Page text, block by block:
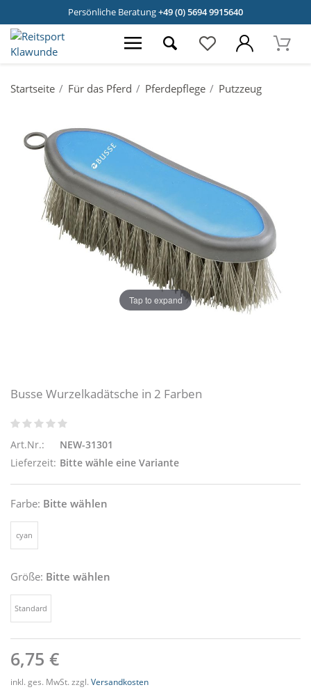
Persönliche Beratung+49 (0) 5694 9915640
Startseite Für das Pferd Pferdepflege Putzzeug
Tap to expand
Busse Wurzelkadätsche in 2 Farben
Art.Nr.:
NEW-31301
Lieferzeit: Bitte wähle eine Variante
Farbe: Bitte wählen
cyan
Größe: Bitte wählen
Standard
6,75 €
inkl. ges. MwSt. zzgl. Versandkosten